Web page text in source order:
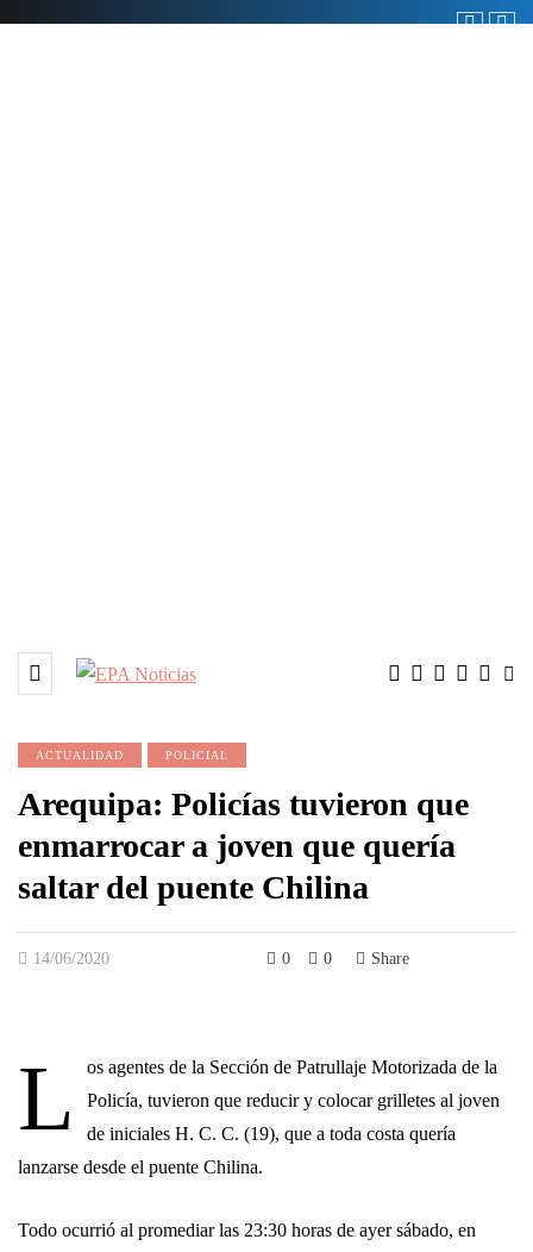
ACTUALIDAD POLICIAL
Arequipa: Policías tuvieron que
enmarrocar a joven que quería
saltar del puente Chilina
14/06/2020 0 0 Share
L
os agentes de la Sección de Patrullaje Motorizada de la
Policía, tuvieron que reducir y colocar grilletes al joven
de iniciales H. C. C. (19), que a toda costa quería
lanzarse desde el puente Chilina.
Todo ocurrió al promediar las 23:30 horas de ayer sábado, en